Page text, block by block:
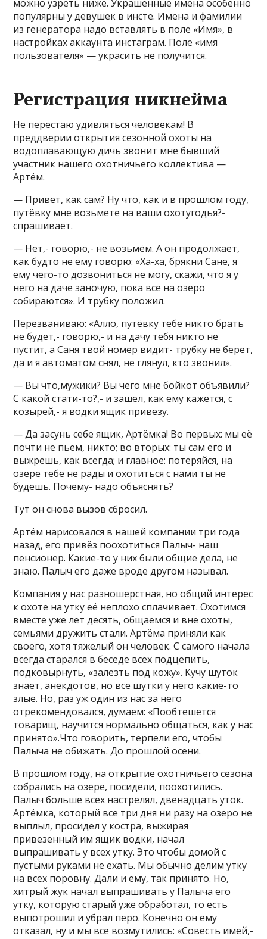
можно узреть ниже. Украшенные имена особенно
популярны у девушек в инсте. Имена и фамилии
из генератора надо вставлять в поле «Имя», в
настройках аккаунта инстаграм. Поле «имя
пользователя» — украсить не получится.
Регистрация никнейма
Не перестаю удивляться человекам! В
преддверии открытия сезонной охоты на
водоплавающую дичь звонит мне бывший
участник нашего охотничьего коллектива —
Артём.
— Привет, как сам? Ну что, как и в прошлом году,
путёвку мне возьмете на ваши охотугодья?-
спрашивает.
— Нет,- говорю,- не возьмём. А он продолжает,
как будто не ему говорю: «Ха-ха, брякни Сане, я
ему чего-то дозвониться не могу, скажи, что я у
него на даче заночую, пока все на озеро
собираются». И трубку положил.
Перезваниваю: «Алло, путёвку тебе никто брать
не будет,- говорю,- и на дачу тебя никто не
пустит, а Саня твой номер видит- трубку не берет,
да и я автоматом снял, не глянул, кто звонил».
— Вы что,мужики? Вы чего мне бойкот объявили?
С какой стати-то?,- и зашел, как ему кажется, с
козырей,- я водки ящик привезу.
— Да засунь себе ящик, Артёмка! Во первых: мы её
почти не пьем, никто; во вторых: ты сам его и
выжрешь, как всегда; и главное: потеряйся, на
озере тебе не рады и охотиться с нами ты не
будешь. Почему- надо объяснять?
Тут он снова вызов сбросил.
Артём нарисовался в нашей компании три года
назад, его привёз поохотиться Палыч- наш
пенсионер. Какие-то у них были общие дела, не
знаю. Палыч его даже вроде другом называл.
Компания у нас разношерстная, но общий интерес
к охоте на утку её неплохо сплачивает. Охотимся
вместе уже лет десять, общаемся и вне охоты,
семьями дружить стали. Артёма приняли как
своего, хотя тяжелый он человек. С самого начала
всегда старался в беседе всех подцепить,
подковырнуть, «залезть под кожу». Кучу шуток
знает, анекдотов, но все шутки у него какие-то
злые. Но, раз уж один из нас за него
отрекомендовался, думаем: «Пообтешется
товарищ, научится нормально общаться, как у нас
принято».Что говорить, терпели его, чтобы
Палыча не обижать. До прошлой осени.
В прошлом году, на открытие охотничьего сезона
собрались на озере, посидели, поохотились.
Палыч больше всех настрелял, двенадцать уток.
Артёмка, который все три дня ни разу на озеро не
выплыл, просидел у костра, выжирая
привезенный им ящик водки, начал
выпрашивать у всех утку. Это чтобы домой с
пустыми руками не ехать. Мы обычно делим утку
на всех поровну. Дали и ему, так принято. Но,
хитрый жук начал выпрашивать у Палыча его
утку, которую старый уже обработал, то есть
выпотрошил и убрал перо. Конечно он ему
отказал, ну и мы все возмутились: «Совесть имей,-